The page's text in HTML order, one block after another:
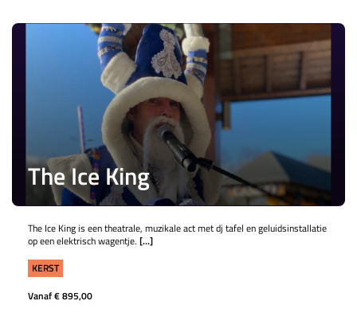
The Ice King
The Ice King is een theatrale, muzikale act met dj tafel en geluidsinstallatie
op een elektrisch wagentje. [...]
KERST
Vanaf € 895,00